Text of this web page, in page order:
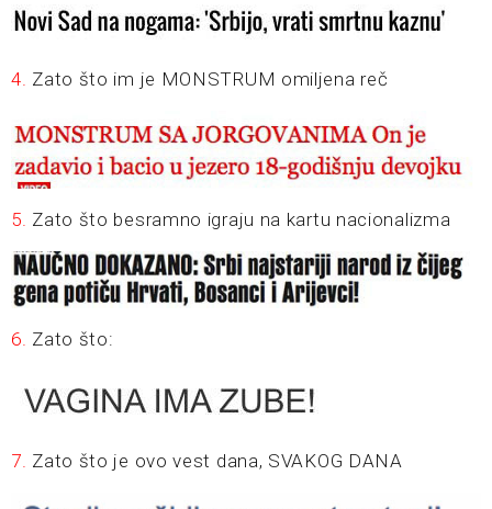
4. Zato što im je MONSTRUM omiljena reč
5. Zato što besramno igraju na kartu nacionalizma
6. Zato što:
7. Zato što je ovo vest dana, SVAKOG DANA